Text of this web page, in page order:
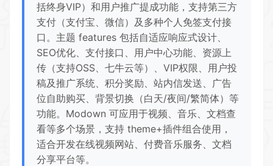
括终身VIP）和用户推广提成功能，支持第三方
支付（支付宝、微信）及多种个人免签支付接
口。主题 features 包括自适应响应式设计、
SEO优化、支付接口、用户中心功能、资源上
传（支持OSS、七牛云等）、VIP权限、用户投
稿及推广系统、积分奖励、站内信发送、广告
位自助购买、背景切换（白天/夜间/繁简体）等
功能。Modown 可应用于视频、音乐、文档查
看等多个场景，支持 theme+插件组合使用，
适合开发在线视频网站、付费音乐服务、文档
分享平台等。